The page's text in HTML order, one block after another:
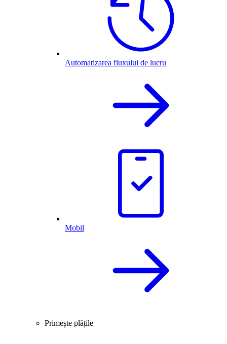
Automatizarea fluxului de lucru
Mobil
Primește plățile